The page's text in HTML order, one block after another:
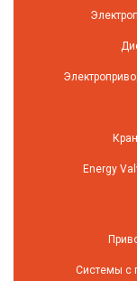
Energy
Системы с